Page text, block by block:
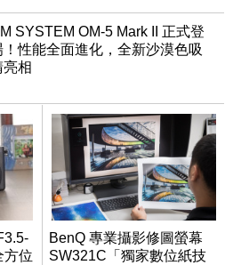
SYSTEM OM-5 Mark II 正式登
！性能全面進化，全新沙漠色吸
亮相
方位
BenQ 專業攝影修圖螢幕
SW321C「獨家數位紙技